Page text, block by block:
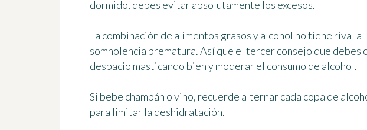
dormido, debes evitar absolutamente los excesos.
La combinación de alimentos grasos y alcohol no tiene rival a
somnolencia prematura. Así que el tercer consejo que debes
despacio masticando bien ymoderar el consumo de alcohol.
Si bebe champán o vino, recuerde alternar cada copa de
para limitar la deshidratación.